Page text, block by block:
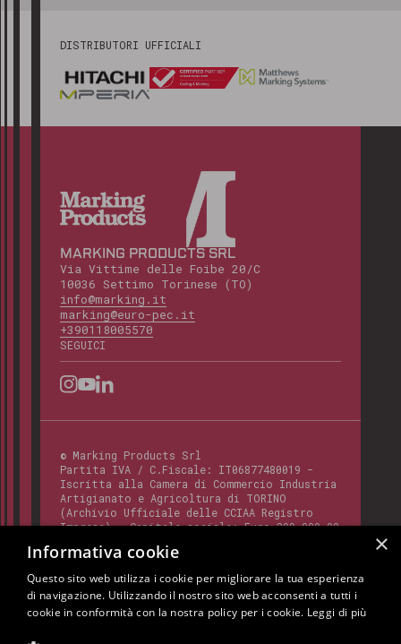
DISTRIBUTORI UFFICIALI
MARKING PRODUCTS SRL
Via Vittime delle Foibe 20/C
10036 Settimo Torinese (TO)
info@marking.it
marking@euro-pec.it
+390118005570
SEGUICI
© Marking Products Srl
Partita IVA / C.Fiscale: IT06877480019 -
Iscritta alla Camera di Commercio Industria
Artigianato e Agricoltura di TORINO
(Archivio Ufficiale delle CCIAA Registro
Imprese) - Capitale sociale: Euro 300.000,00
Questo sito è protetto da Google reCAPTCHA
Terms of Service
×
Informativa cookie
Questo sito web utilizza i cookie per migliorare la tua esperienza
di navigazione. Utilizzando il nostro sito web acconsenti a tutti i
cookie in conformità con la nostra policy per i cookie. Leggi di più